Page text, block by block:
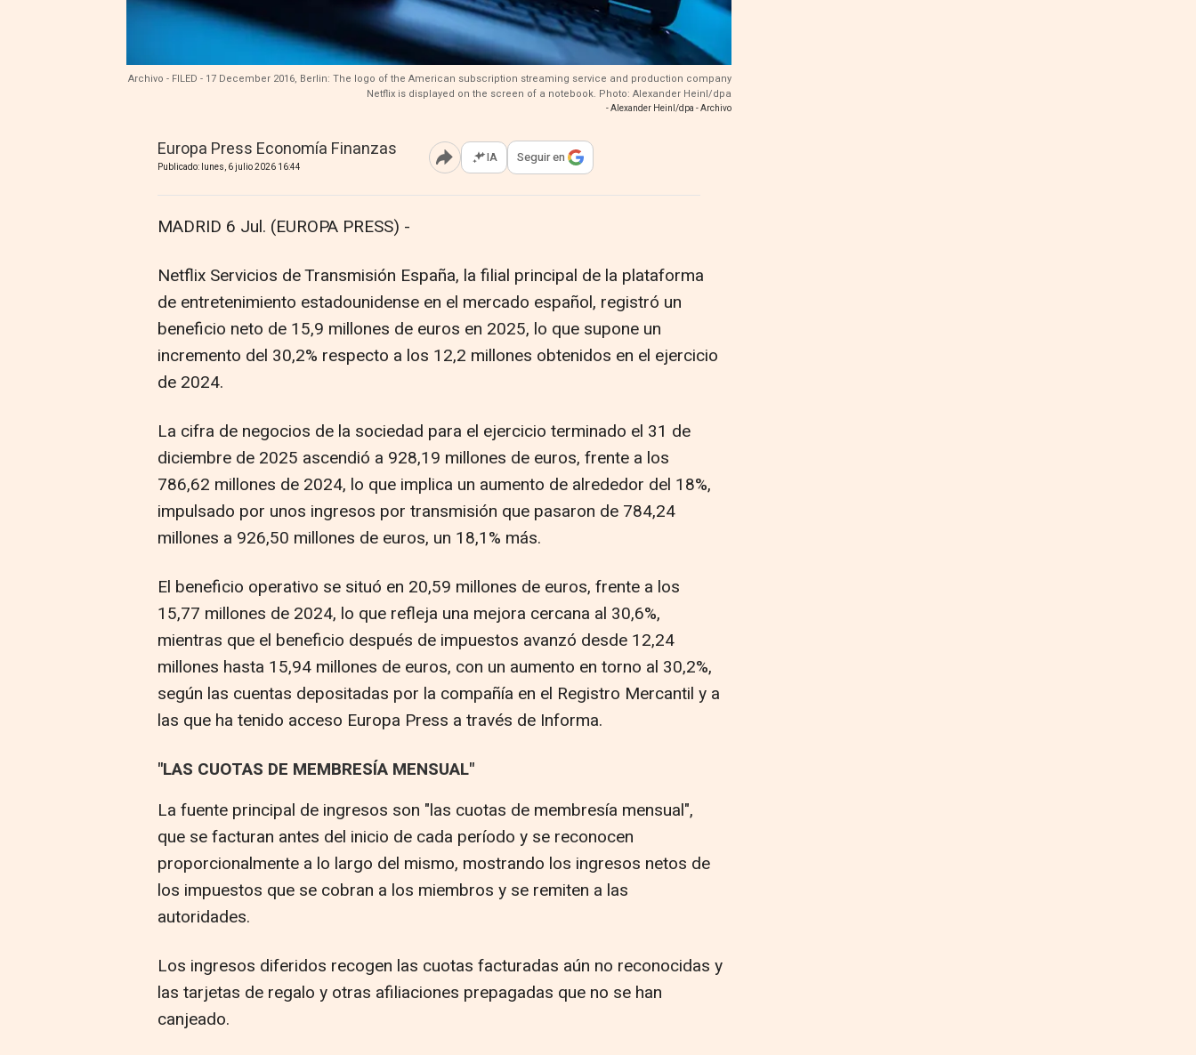
Archivo - FILED - 17 December 2016, Berlin: The logo of the American subscription streaming service and production company
Netflix is displayed on the screen of a notebook. Photo: Alexander Heinl/dpa
- Alexander Heinl/dpa - Archivo
Europa Press Economía Finanzas
Publicado: lunes, 6 julio 2026 16:44 Abrir opciones para compartir
IA Seguir en
MADRID 6 Jul. (EUROPA PRESS) -
Netflix Servicios de Transmisión España, la filial principal de la plataforma
de entretenimiento estadounidense en el mercado español, registró un
beneficio neto de 15,9 millones de euros en 2025, lo que supone un
incremento del 30,2% respecto a los 12,2 millones obtenidos en el ejercicio
de 2024.
La cifra de negocios de la sociedad para el ejercicio terminado el 31 de
diciembre de 2025 ascendió a 928,19 millones de euros, frente a los
786,62 millones de 2024, lo que implica un aumento de alrededor del 18%,
impulsado por unos ingresos por transmisión que pasaron de 784,24
millones a 926,50 millones de euros, un 18,1% más.
El beneficio operativo se situó en 20,59 millones de euros, frente a los
15,77 millones de 2024, lo que refleja una mejora cercana al 30,6%,
mientras que el beneficio después de impuestos avanzó desde 12,24
millones hasta 15,94 millones de euros, con un aumento en torno al 30,2%,
según las cuentas depositadas por la compañía en el Registro Mercantil y a
las que ha tenido acceso Europa Press a través de Informa.
"LAS CUOTAS DE MEMBRESÍA MENSUAL"
La fuente principal de ingresos son "las cuotas de membresía mensual",
que se facturan antes del inicio de cada período y se reconocen
proporcionalmente a lo largo del mismo, mostrando los ingresos netos de
los impuestos que se cobran a los miembros y se remiten a las
autoridades.
Los ingresos diferidos recogen las cuotas facturadas aún no reconocidas y
las tarjetas de regalo y otras afiliaciones prepagadas que no se han
canjeado.